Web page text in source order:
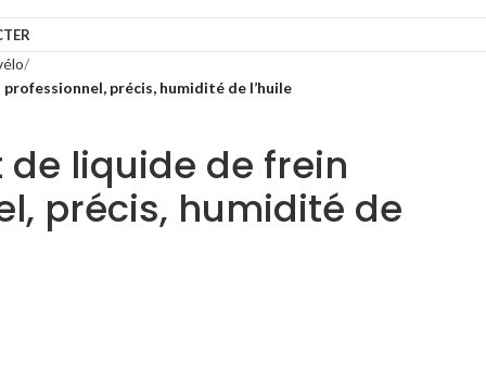
précis, humidité de l’huile
de liquide de frein
précis, humidité de